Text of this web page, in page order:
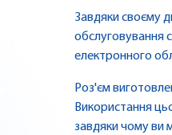
Завдяки своєму
обслуговування
електронного
Роз'єм
Використання
завдяки чому ви